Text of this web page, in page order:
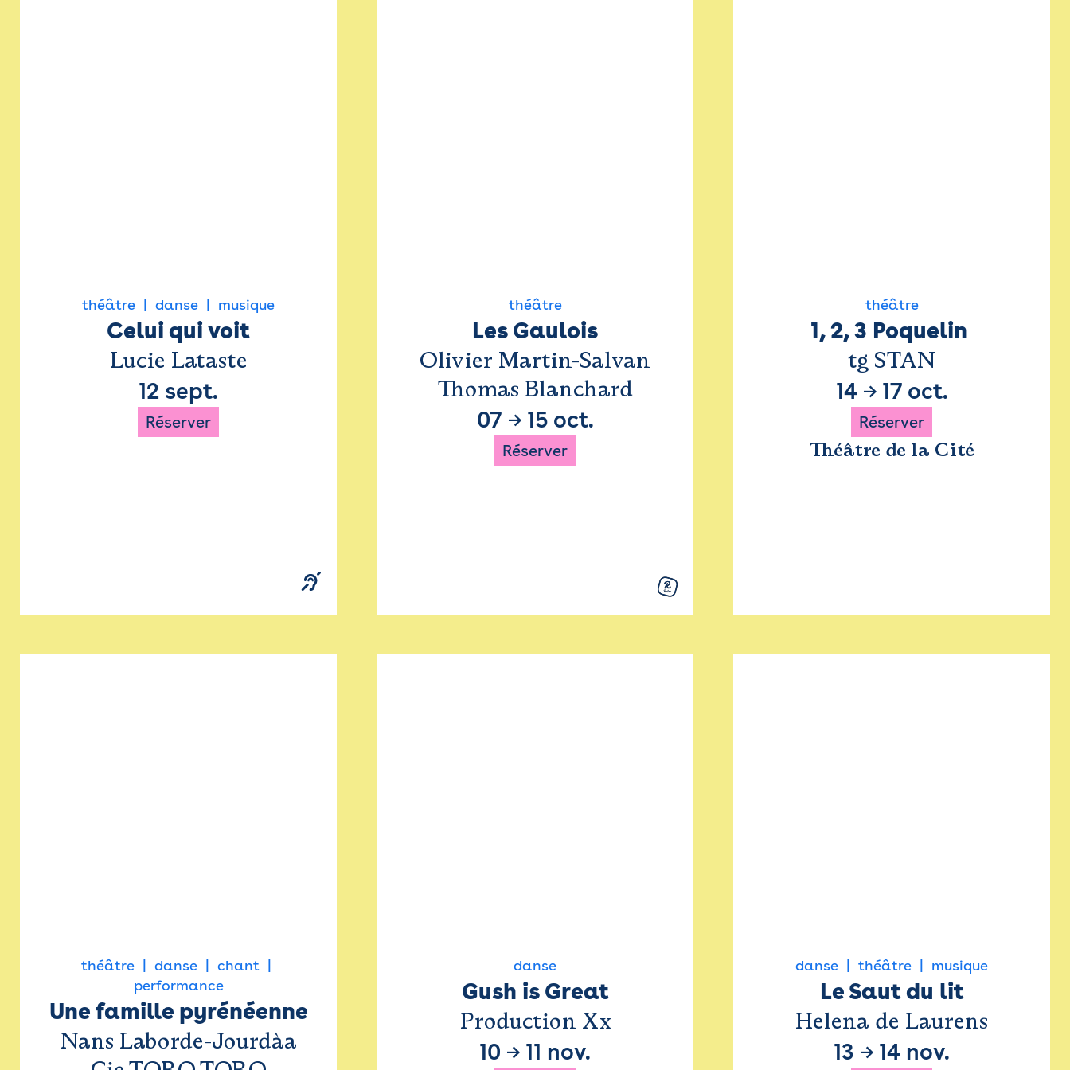
théâtre danse musique
Celui qui voit
Lucie Lataste
12 sept.
Réserver
théâtre
Les Gaulois
Olivier Martin-Salvan
Thomas Blanchard
07 → 15 oct.
Réserver
théâtre
1, 2, 3 Poquelin
tg STAN
14→ 17 oct.
Réserver
Théâtre de la Cité
théâtre danse
chant
performance
Une famille pyrénéenne
Nans Laborde-Jourdàa
danse
Gush is Great
Production Xx
10 → 11 nov.
danse théâtre musique
Le Saut du lit
Helena de Laurens
13 → 14 nov.